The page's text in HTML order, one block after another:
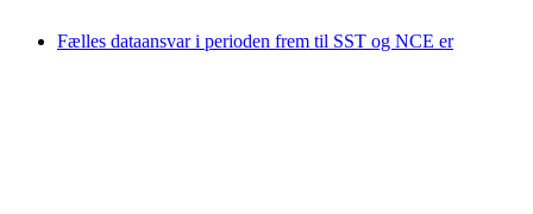
Fælles dataansvar i perioden frem til SST og NCE er